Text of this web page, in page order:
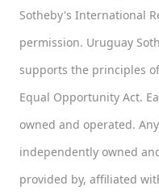
Sotheby's International
permission. Uruguay
supports the principles
Equal Opportunity Act.
owned and operated.
independently owned
provided by, affiliated